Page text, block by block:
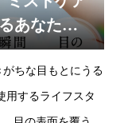
あなた
ちな目もとにうる
用するライフスタ